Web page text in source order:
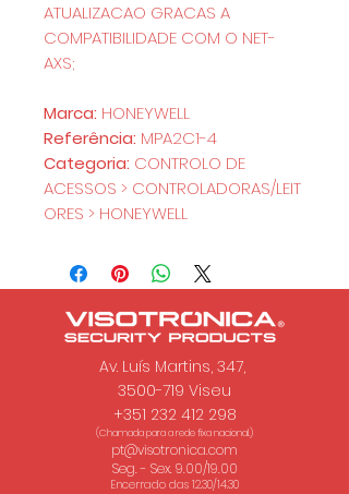
ATUALIZACAO GRACAS A
COMPATIBILIDADE COM O NET-
AXS;
Marca: HONEYWELL
Referência: MPA2C1-4
Categoria: CONTROLO DE
ACESSOS > CONTROLADORAS/LEIT
ORES > HONEYWELL
Av. Luís Martins, 347,
3500-719 Viseu
+351 232 412 298
(Chamada para a rede fixa nacional.)
pt@visotronica.com
Seg. - Sex. 9.00/19.00
Encerrado das 12.30/14.30